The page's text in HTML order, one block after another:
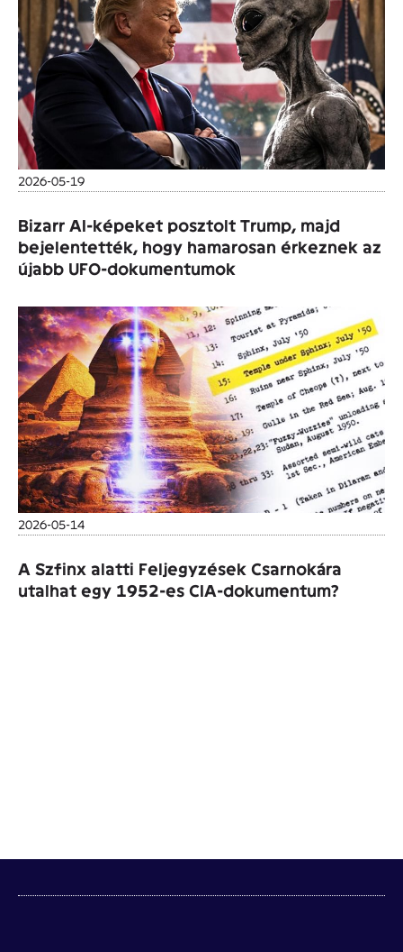
2026-05-19
Bizarr AI-képeket posztolt Trump, majd
bejelentették, hogy hamarosan érkeznek az
újabb UFO-dokumentumok
2026-05-14
A Szfinx alatti Feljegyzések Csarnokára
utalhat egy 1952-es CIA-dokumentum?